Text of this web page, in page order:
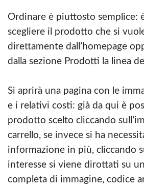
Ordinare è piuttosto semplice:
scegliere il prodotto che si
direttamente dall’homepage
dalla sezione Prodotti la linea
Si aprirà una pagina con le
e i relativi costi: già da qui è
prodotto scelto cliccando
carrello, se invece si ha
informazione in più, cliccando
interesse si viene dirottati su
completa di immagine, codice